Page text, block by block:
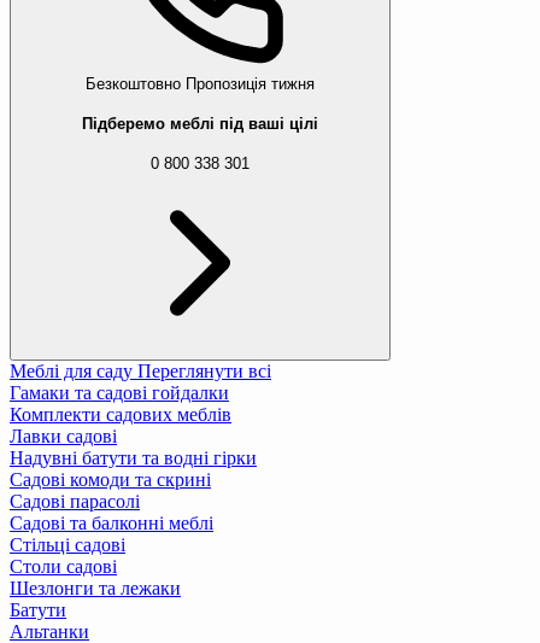
Безкоштовно Пропозиція тижня
Підберемо меблі під ваші цілі
0 800 338 301
Меблі для саду Переглянути всі
Гамаки та садові гойдалки
Комплекти садових меблів
Лавки садові
Надувні батути та водні гірки
Садові комоди та скрині
Садові парасолі
Садові та балконні меблі
Стільці садові
Столи садові
Шезлонги та лежаки
Батути
Альтанки